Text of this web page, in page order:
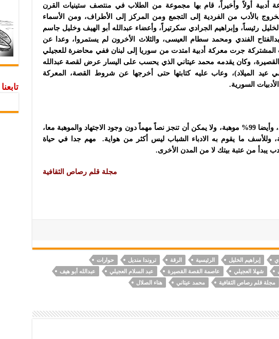
أدبية أولاً وأخيراً، قام بها مجموعة من الطلاب في منتصف ستينيات القرن
بالأدب من الفردية إلى التجمع ومن المركز إلى الأطراف، ومن الأسماء
الخليل رئيساً، وإبراهيم الجرادي سكرتيراً، وأعضاء عبدالله أبو الهيف وخليل جاسم
الفندي ومحمد سطام العيسى، والثلاث الأخرون لم يستمروا، وعدا عن
المشتركة جرت معركة أدبية امتدت من سوريا إلى لبنان ففي محاضرة للعجيلي
وكان يقدمه محمد عيتاني الذي يحسب على اليسار عرض لقصة عبدالله
عيد الميلاد)، وعاب عليه كتابتها حتى أخرجها عن شروط القصة، المعركة
السورية.
الكتابة عمل فيه 99% اجتهاد، وأيضا 99% موهبة، ولا يمكن أن تنجز نصاً مهماً دون وجود الاجتهاد والموهبة معا،
وللأسف ما يقوم به الادباء الشباب ليس أكثر من هواية. مهم جدا في حياة
يبدأ من عتبة بيتك لا من المدن الأخرى.
مجلة قلم رصاص الثقافية
إبراهيم الخليل الرئيسية الرقة تروندا منديل
حوارات
شهلا العجيلي عاصمة القصة القصيرة عبد السلام العجيلي
عبدالله أبو هيف
مجلة قلم رصاص الثقافية محمد عيتاني هناء الصلال